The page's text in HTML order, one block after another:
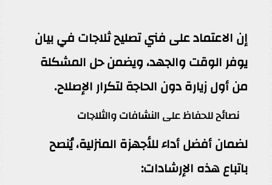
إن الاعتماد على فني تصليح ثلاجات في بيان
يوفر الوقت والجهد، ويضمن حل المشكلة
من أول زيارة دون الحاجة لتكرار الإصلاح.
نصائح للحفاظ على النشافات والثلاجات
لضمان أفضل أداء للأجهزة المنزلية، يُنصح
باتباع هذه الإرشادات: